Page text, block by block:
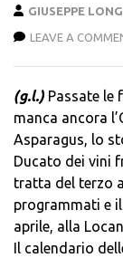
GIUSEPPE
LEAVE A
(g.l.) Passate le
manca ancora
Asparagus, lo
Ducato dei vini
tratta del terzo
programmati e
aprile, alla
Il calendario